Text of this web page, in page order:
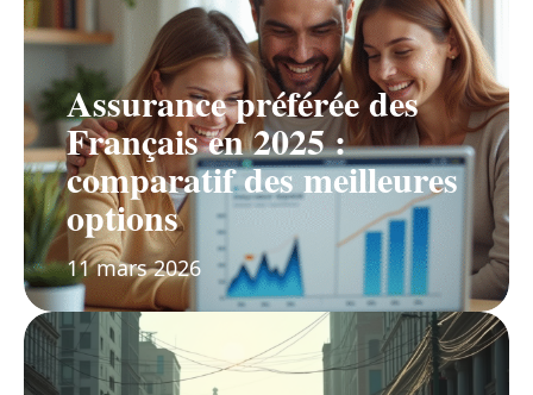
Assurance préférée des
Français en 2025 :
comparatif des meilleures
options
11 mars 2026